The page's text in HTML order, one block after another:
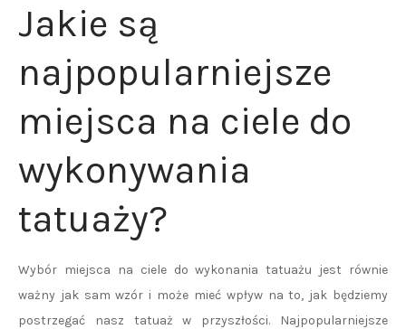
Jakie są
najpopularniejsze
miejsca na ciele do
wykonywania
tatuaży?
Wybór miejsca na ciele do wykonania tatuażu jest równie
ważny jak sam wzór i może mieć wpływ na to, jak będziemy
postrzegać nasz tatuaż w przyszłości. Najpopularniejsze